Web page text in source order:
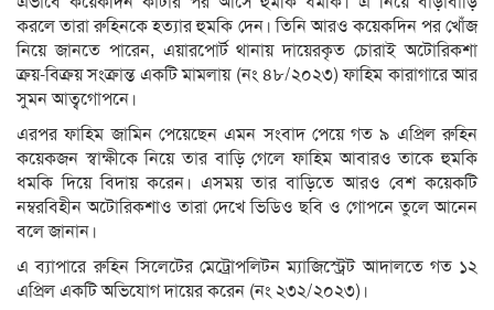
করলে তারা রুহিনকে হত্যার হুমকি দেন। তিনি আরও কয়েকদিন পর খোঁজ
নিয়ে জানতে পারেন, এয়ারপোর্ট থানায় দায়েরকৃত চোরাই অটোরিকশা
ক্রয়-বিক্রয় সংক্রান্ত একটি মামলায় (নং ৪৮/২০২৩) ফাহিম কারাগারে আর
সুমন আত্বগোপনে।
এরপর ফাহিম জামিন পেয়েছেন এমন সংবাদ পেয়ে গত ৯ এপ্রিল রুহিন
কয়েকজন স্বাক্ষীকে নিয়ে তার বাড়ি গেলে ফাহিম আবারও তাকে হুমকি
ধমকি দিয়ে বিদায় করেন। এসময় তার বাড়িতে আরও বেশ কয়েকটি
নম্বরবিহীন অটোরিকশাও তারা দেখে ভিডিও ছবি ও গোপনে তুলে আনেন
বলে জানান।
এ ব্যাপারে রুহিন সিলেটের মেট্রোপলিটন ম্যাজিস্ট্রেট আদালতে গত ১২
এপ্রিল একটি অভিযোগ দায়ের করেন (নং ২৩২/২০২৩)।